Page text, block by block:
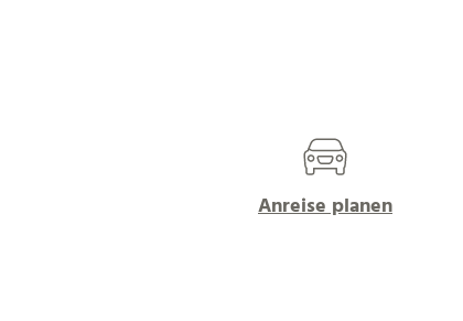
Anreise planen